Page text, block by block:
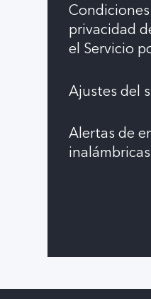
privacidad
el Servicio
Ajustes del
Alertas de
inalámbricas